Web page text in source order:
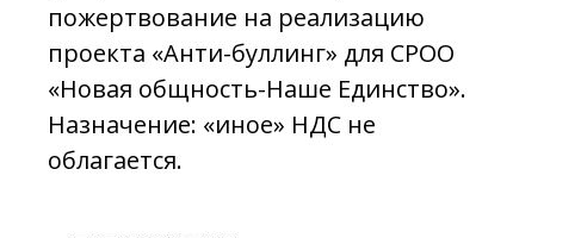
пожертвование на реализацию
проекта «Анти-буллинг» для СРОО
«Новая общность-Наше Единство».
Назначение: «иное» НДС не
облагается.